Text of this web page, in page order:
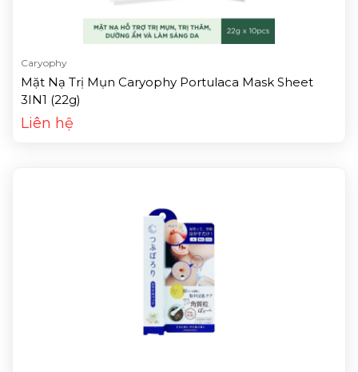
Caryophy
Mặt Nạ Trị Mụn Caryophy Portulaca Mask Sheet
3IN1 (22g)
Liên hệ